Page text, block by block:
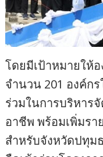
โดยมีเป้าหมายให้
จำนวน 201 องค์ก
ร่วมในการบริหาร
อาชีพ พร้อมเพิ่มร
สำหรับจังหวัดปทุม